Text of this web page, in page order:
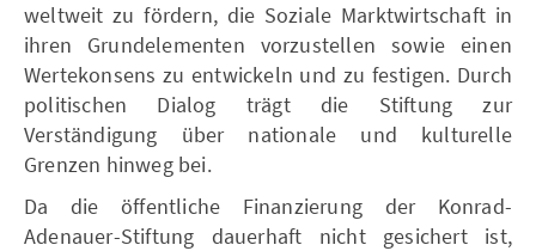
weltweit zu fördern, die Soziale Marktwirtschaft in
ihren Grundelementen vorzustellen sowie einen
Wertekonsens zu entwickeln und zu festigen. Durch
politischen Dialog trägt die Stiftung zur
Verständigung über nationale und kulturelle
Grenzen hinweg bei.
Da die öffentliche Finanzierung der Konrad-
Adenauer-Stiftung dauerhaft nicht gesichert ist,